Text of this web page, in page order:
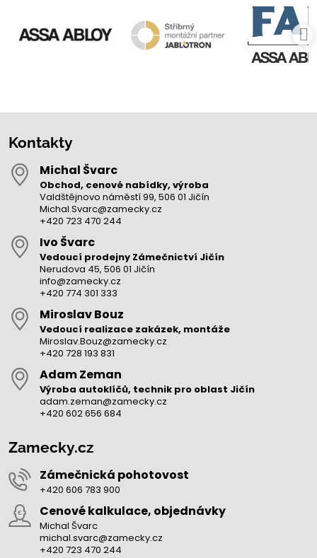
Kontakty
Michal Švarc
Obchod, cenové nabídky, výroba
Valdštějnovo náměstí 99, 506 01 Jičín
Michal.Svarc@zamecky.cz
+420 723 470 244
Ivo Švarc
Vedoucí prodejny Zámečnictví Jičín
Nerudova 45, 506 01 Jičín
info@zamecky.cz
+420 774 301 333
Miroslav Bouz
Vedoucí realizace zakázek, montáže
Miroslav.Bouz@zamecky.cz
+420 728 193 831
Adam Zeman
Výroba autoklíčů, technik pro oblast Jičín
adam.zeman@zamecky.cz
+420 602 656 684
Zamecky.cz
Zámečnická pohotovost
+420 606 783 900
Cenové kalkulace, objednávky
Michal Švarc
michal.svarc@zamecky.cz
+420 723 470 244